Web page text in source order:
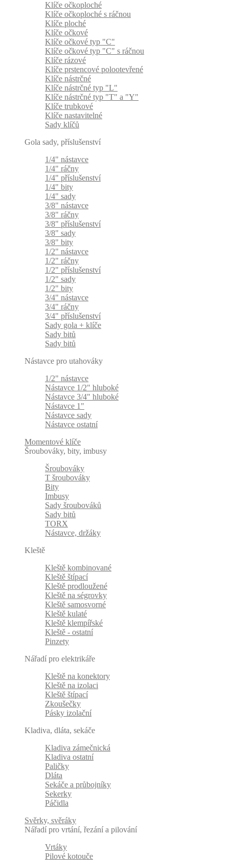
Klíče očkoploché
Klíče očkoploché s ráčnou
Klíče ploché
Klíče očkové
Klíče očkové typ "C"
Klíče očkové typ "C" s ráčnou
Klíče rázové
Klíče prstencové polootevřené
Klíče nástrčné
Klíče nástrčné typ "L"
Klíče nástrčné typ "T" a "Y"
Klíče trubkové
Klíče nastavitelné
Sady klíčů
Gola sady, příslušenství
1/4" nástavce
1/4" ráčny
1/4" příslušenství
1/4" bity
1/4" sady
3/8" nástavce
3/8" ráčny
3/8" příslušenství
3/8" sady
3/8" bity
1/2" nástavce
1/2" ráčny
1/2" příslušenství
1/2" sady
1/2" bity
3/4" nástavce
3/4" ráčny
3/4" příslušenství
Sady gola + klíče
Sady bitů
Sady bitů
Nástavce pro utahováky
1/2" nástavce
Nástavce 1/2" hluboké
Nástavce 3/4" hluboké
Nástavce 1"
Nástavce sady
Nástavce ostatní
Momentové klíče
Šroubováky, bity, imbusy
Šroubováky
T šroubováky
Bity
Imbusy
Sady šroubováků
Sady bitů
TORX
Nástavce, držáky
Kleště
Kleště kombinované
Kleště štípací
Kleště prodloužené
Kleště na ségrovky
Kleště samosvorné
Kleště kulaté
Kleště klempířské
Kleště - ostatní
Pinzety
Nářadí pro elektrikáře
Kleště na konektory
Kleště na izolaci
Kleště štípací
Zkoušečky
Pásky izolační
Kladiva, dláta, sekáče
Kladiva zámečnická
Kladiva ostatní
Paličky
Dláta
Sekáče a průbojníky
Sekerky
Páčidla
Svěrky, svěráky
Nářadí pro vrtání, řezání a pilování
Vrtáky
Pilové kotouče